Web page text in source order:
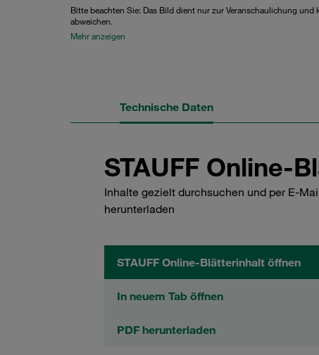
Bitte beachten Sie: Das Bild dient nur zur Veranschaulichung
abweichen.
Mehr anzeigen
Technische Daten
STAUFF Online-
Inhalte gezielt durchsuchen und per E-
herunterladen
STAUFF Online-Blätterinhalt öffnen
In neuem Tab öffnen
PDF herunterladen